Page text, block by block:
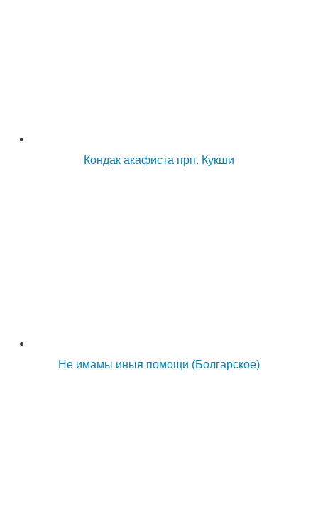
Кондак акафиста прп. Кукши
Не имамы иныя помощи (Болгарское)